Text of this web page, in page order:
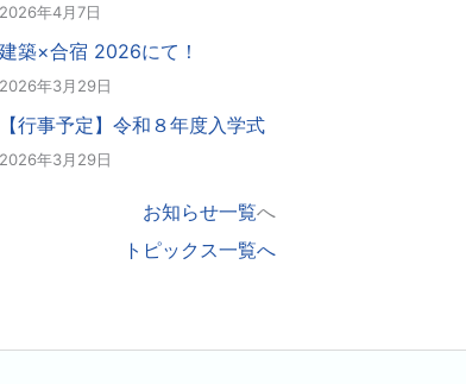
2026年4月7日
建築×合宿 2026にて！
2026年3月29日
【行事予定】令和８年度入学式
2026年3月29日
お知らせ一覧へ
トピックス一覧へ